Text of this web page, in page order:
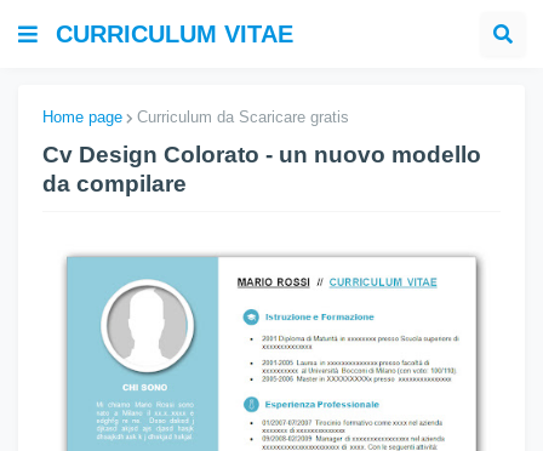
CURRICULUM VITAE
Home page Curriculum da Scaricare gratis
Cv Design Colorato - un nuovo modello
da compilare